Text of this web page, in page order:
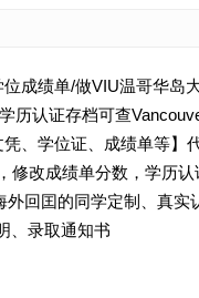
成绩单/做VIU温哥华岛
历认证存档可查
、学位证、成绩单等】
修改成绩单分数，学历
回囯的同学定制、真实
、录取通知书